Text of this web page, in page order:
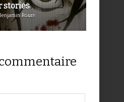
stories
Roure